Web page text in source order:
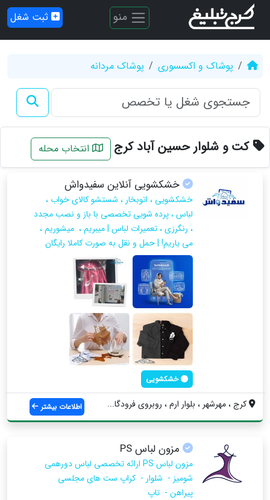
منو ثبت شغل
پوشاک و اکسسوری پوشاک مردانه
کت و شلوار حسین آباد کرج انتخاب محله
خشکشویی آنلاین سفیدواش
خشکشویی ، اتوبخار ، شستشو کالای خواب ،
لباس ، پرده شویی تخصصی با باز و نصب مجدد
، رنگرزی ، تعمیرات لباس | میبریم ، میشوریم ،
می یاریم! | حمل و نقل به صورت کاملا رایگان
خشکشویی
کرج ، مهرشهر ، بلوار ارم ، روبروی فرودگا... اطلاعات بیشتر
مزون لباس PS
مزون لباس PS ارائه تخصصی لباس دورهمی
شومیز - شلوار - کراپ ست های مجلسی
پیراهن - تاپ